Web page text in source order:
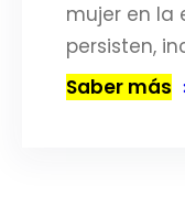
mujer en la
persisten,
Saber más